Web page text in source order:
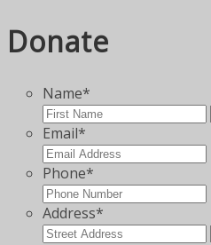
Donate
Name*
Email*
Phone*
Address*